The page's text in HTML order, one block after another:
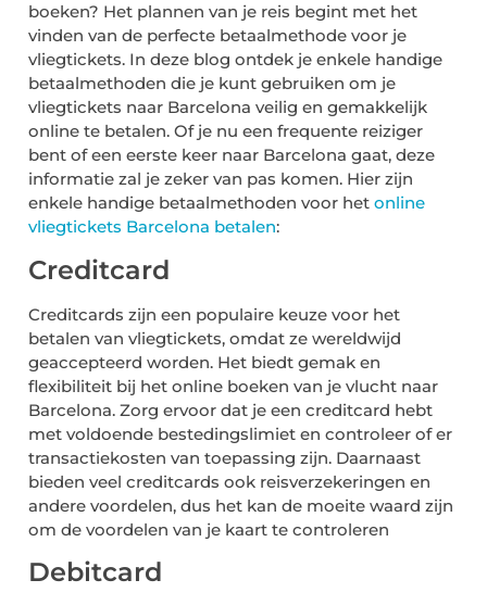
boeken? Het plannen van je reis begint met het
vinden van de perfecte betaalmethode voor je
vliegtickets. In deze blog ontdek je enkele handige
betaalmethoden die je kunt gebruiken om je
vliegtickets naar Barcelona veilig en gemakkelijk
online te betalen. Of je nu een frequente reiziger
bent of een eerste keer naar Barcelona gaat, deze
informatie zal je zeker van pas komen. Hier zijn
enkele handige betaalmethoden voor het online
vliegtickets Barcelona betalen:
Creditcard
Creditcards zijn een populaire keuze voor het
betalen van vliegtickets, omdat ze wereldwijd
geaccepteerd worden. Het biedt gemak en
flexibiliteit bij het online boeken van je vlucht naar
Barcelona. Zorg ervoor dat je een creditcard hebt
met voldoende bestedingslimiet en controleer of er
transactiekosten van toepassing zijn. Daarnaast
bieden veel creditcards ook reisverzekeringen en
andere voordelen, dus het kan de moeite waard zijn
om de voordelen van je kaart te controleren
Debitcard